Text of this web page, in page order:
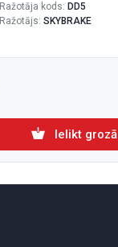
Ražotāja kods: DD5
Ražotājs: SKYBRAKE
Ielikt grozā